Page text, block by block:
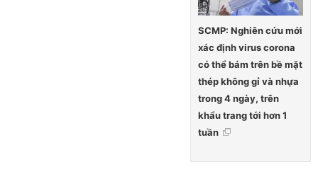
SCMP: Nghiên cứu mới
xác định virus corona
có thể bám trên bề mặt
thép không gỉ và nhựa
trong 4 ngày, trên
khẩu trang tới hơn 1
tuần